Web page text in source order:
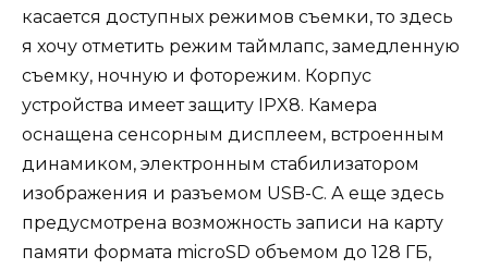
касается доступных режимов съемки, то здесь
я хочу отметить режим таймлапс, замедленную
съемку, ночную и фоторежим. Корпус
устройства имеет защиту IPX8. Камера
оснащена сенсорным дисплеем, встроенным
динамиком, электронным стабилизатором
изображения и разъемом USB-C. А еще здесь
предусмотрена возможность записи на карту
памяти формата microSD объемом до 128 ГБ,